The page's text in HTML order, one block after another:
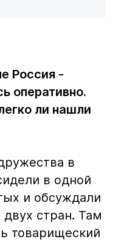
Россия -
оперативно.
ли нашли
в
в одной
и обсуждали
стран. Там
товарищеский